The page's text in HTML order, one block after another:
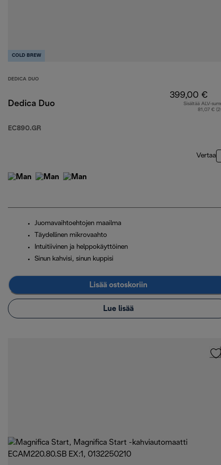
COLD BREW
DEDICA DUO
Dedica Duo
EC890.GR
399,00 €
Sisältää ALV-
81,07 €
Vertaa
Juomavaihtoehtojen maailma
Täydellinen mikrovaahto
Intuitiivinen ja helppokäyttöinen
Sinun kahvisi, sinun kuppisi
Lisää ostoskoriin
Lue lisää